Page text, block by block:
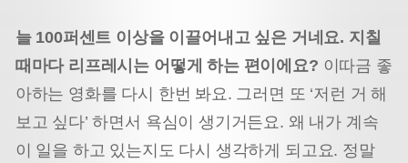
늘 100퍼센트 이상을 이끌어내고 싶은 거네요. 지칠
때마다 리프레시는 어떻게 하는 편이에요? 이따금 좋
아하는 영화를 다시 한번 봐요. 그러면 또 ‘저런 거 해
보고 싶다’ 하면서 욕심이 생기거든요. 왜 내가 계속
이 일을 하고 있는지도 다시 생각하게 되고요. 정말